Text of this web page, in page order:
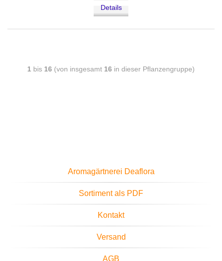
Details
1 bis 16 (von insgesamt 16 in dieser Pflanzengruppe)
Aromagärtnerei Deaflora
Sortiment als PDF
Kontakt
Versand
AGB